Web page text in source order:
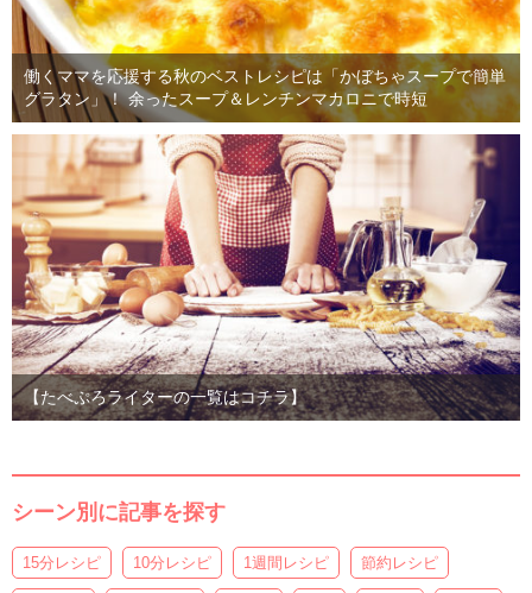
働くママを応援する秋のベストレシピは「かぼちゃスープで簡単
グラタン」！ 余ったスープ＆レンチンマカロニで時短
【たべぷろライターの一覧はコチラ】
シーン別に記事を探す
15分レシピ 10分レシピ 1週間レシピ 節約レシピ